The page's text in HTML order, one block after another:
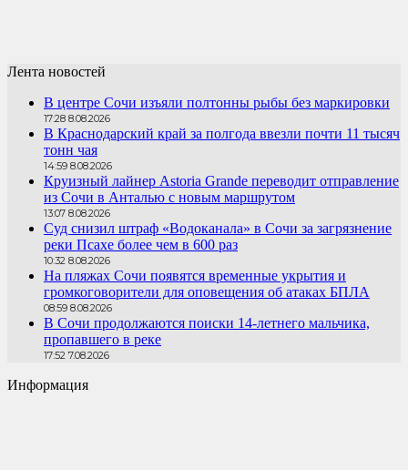
Лента новостей
В центре Сочи изъяли полтонны рыбы без маркировки
17:28 8.08.2026
В Краснодарский край за полгода ввезли почти 11 тысяч
тонн чая
14:59 8.08.2026
Круизный лайнер Astoria Grande переводит отправление
из Сочи в Анталью с новым маршрутом
13:07 8.08.2026
Суд снизил штраф «Водоканала» в Сочи за загрязнение
реки Псахе более чем в 600 раз
10:32 8.08.2026
На пляжах Сочи появятся временные укрытия и
громкоговорители для оповещения об атаках БПЛА
08:59 8.08.2026
В Сочи продолжаются поиски 14-летнего мальчика,
пропавшего в реке
17:52 7.08.2026
Информация